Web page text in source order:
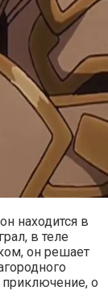
находится в
в теле
он решает
приключение, о